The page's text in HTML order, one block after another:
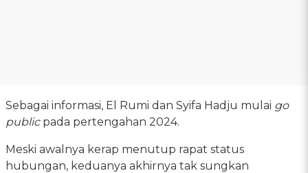
Sebagai informasi, El Rumi dan Syifa Hadju mulai go
publicpada pertengahan 2024.
Meski awalnya kerap menutup rapat status
hubungan, keduanya akhirnya tak sungkan